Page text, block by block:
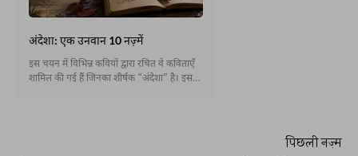
अंदेशा: एक उनवान 10 नज़्में
इस चयन में विभिन्न कवियों द्वारा रचित वे कविताएँ
शामिल की गई हैं जिनका शीर्षक “अंदेशा” है। इस
पिछली नज़्म